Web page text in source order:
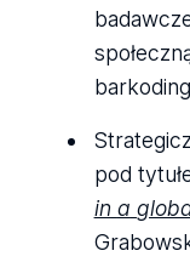
pod
in a